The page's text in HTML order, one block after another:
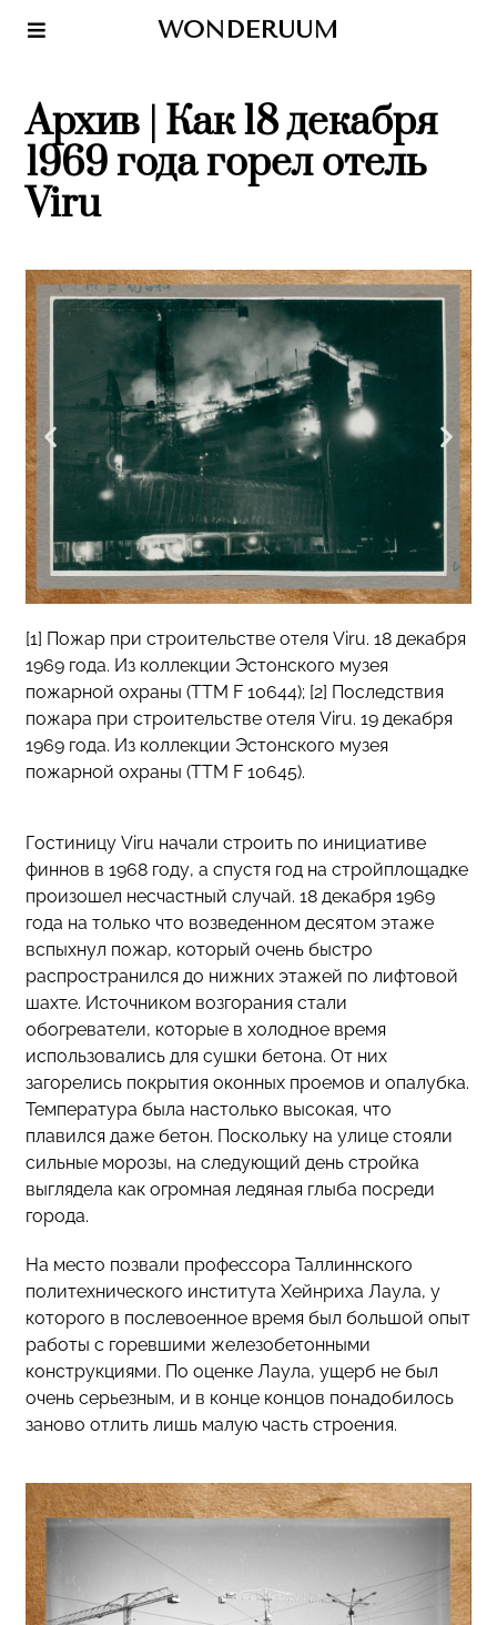
WONDERUUM
Архив | Как 18 декабря
1969 года горел отель
Viru
[1] Пожар при строительстве отеля Viru. 18 декабря
1969 года. Из коллекции Эстонского музея
пожарной охраны (TTM F 10644); [2] Последствия
пожара при строительстве отеля Viru. 19 декабря
1969 года. Из коллекции Эстонского музея
пожарной охраны (TTM F 10645).
Гостиницу Viru начали строить по инициативе
финнов в 1968 году, а спустя год на стройплощадке
произошел несчастный случай. 18 декабря 1969
года на только что возведенном десятом этаже
вспыхнул пожар, который очень быстро
распространился до нижних этажей по лифтовой
шахте. Источником возгорания стали
обогреватели, которые в холодное время
использовались для сушки бетона. От них
загорелись покрытия оконных проемов и опалубка.
Температура была настолько высокая, что
плавился даже бетон. Поскольку на улице стояли
сильные морозы, на следующий день стройка
выглядела как огромная ледяная глыба посреди
города.
На место позвали профессора Таллиннского
политехнического института Хейнриха Лаула, у
которого в послевоенное время был большой опыт
работы с горевшими железобетонными
конструкциями. По оценке Лаула, ущерб не был
очень серьезным, и в конце концов понадобилось
заново отлить лишь малую часть строения.